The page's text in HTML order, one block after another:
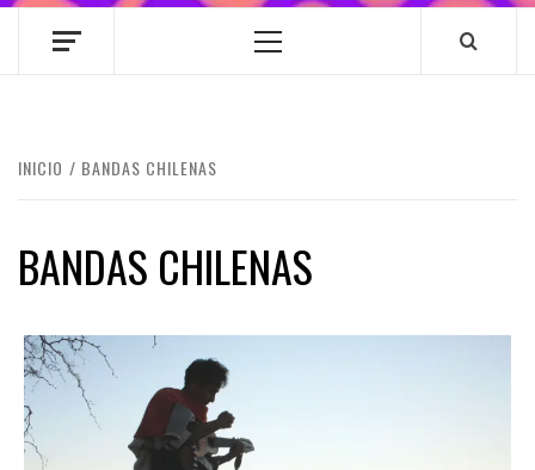
Menú
INICIO BANDAS CHILENAS
BANDAS CHILENAS